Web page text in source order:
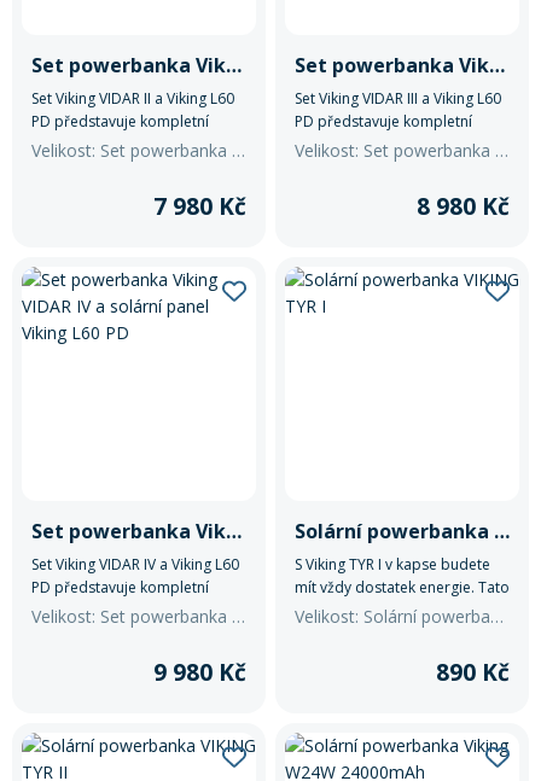
Set powerbanka Viking VIDAR II a solární panel Viking L60 PD
Set Viking VIDAR II a Viking L60
PD představuje kompletní
řešení pro napájení zařízení
mimo dosah elektrické sítě.
Velikost: Set powerbanka Viking VIDAR II a solární panel Viking L60 PD
7 980 Kč
Set powerbanka Viking VIDAR III a solární panel Viking L60 PD
Set Viking VIDAR III a Viking L60
PD představuje kompletní
řešení pro napájení zařízení
mimo dosah elektrické sítě.
Velikost: Set powerbanka Viking VIDAR III a solární panel Viking L60 PD
8 980 Kč
Set powerbanka Viking VIDAR IV a solární panel Viking L60 PD
Set Viking VIDAR IV a Viking L60
PD představuje kompletní
řešení pro napájení zařízení
mimo dosah elektrické sítě.
Velikost: Set powerbanka Viking VIDAR IV a solární panel Viking L60 PD
9 980 Kč
Solární powerbanka VIKING TYR I
S Viking TYR I v kapse budete
mít vždy dostatek energie. Tato
solární powerbanka s
kapacitou 10 000 mAh/37 Wh
jak získat energii na cestách.
Velikost: Solární powerbanka VIKING TYR I
890 Kč